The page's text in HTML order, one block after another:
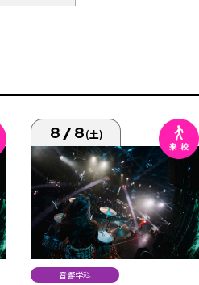
8/8(土)
音響学科